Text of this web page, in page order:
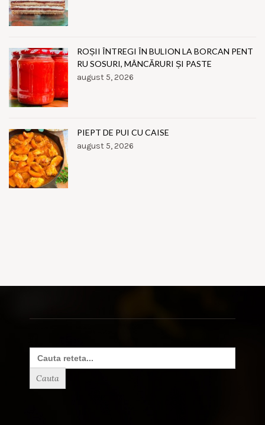
ROȘII ÎNTREGI ÎN BULION LA BORCAN PENT
RU SOSURI, MÂNCĂRURI ȘI PASTE
august 5, 2026
PIEPT DE PUI CU CAISE
august 5, 2026
Search
for: